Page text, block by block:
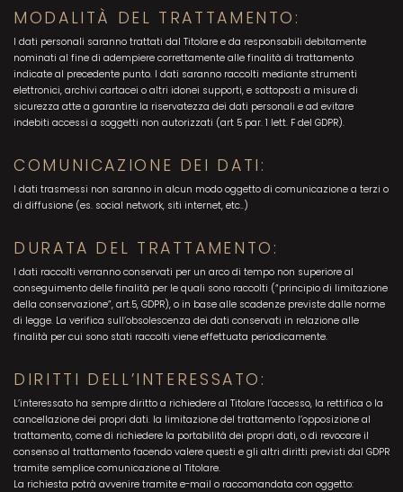
MODALITÀ DEL TRATTAMENTO:
I dati personali saranno trattati dal Titolare e da responsabili debitamente
nominati al fine di adempiere correttamente alle finalità di trattamento
indicate al precedente punto. I dati saranno raccolti mediante strumenti
elettronici, archivi cartacei o altri idonei supporti, e sottoposti a misure di
sicurezza atte a garantire la riservatezza dei dati personali e ad evitare
indebiti accessi a soggetti non autorizzati (art 5 par. 1 lett. F del GDPR).
COMUNICAZIONE DEI DATI:
I dati trasmessi non saranno in alcun modo oggetto di comunicazione a terzi o
di diffusione (es. social network, siti internet, etc..)
DURATA DEL TRATTAMENTO:
I dati raccolti verranno conservati per un arco di tempo non superiore al
conseguimento delle finalità per le quali sono raccolti (“principio di limitazione
della conservazione”, art.5, GDPR), o in base alle scadenze previste dalle norme
di legge. La verifica sull’obsolescenza dei dati conservati in relazione alle
finalità per cui sono stati raccolti viene effettuata periodicamente.
DIRITTI DELL’INTERESSATO:
L’interessato ha sempre diritto a richiedere al Titolare l’accesso, la rettifica o la
cancellazione dei propri dati. la limitazione del trattamento l’opposizione al
trattamento, come di richiedere la portabilità dei propri dati, o di revocare il
consenso al trattamento facendo valere questi e gli altri diritti previsti dal GDPR
tramite semplice comunicazione al Titolare.
La richiesta potrà avvenire tramite e-mail o raccomandata con oggetto: